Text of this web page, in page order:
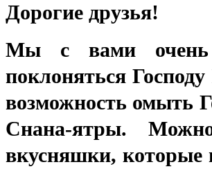
Дорогие друзья!
Мы с вами очень
поклоняться
возможность омыть
Снана-ятры.
вкусняшки, которые